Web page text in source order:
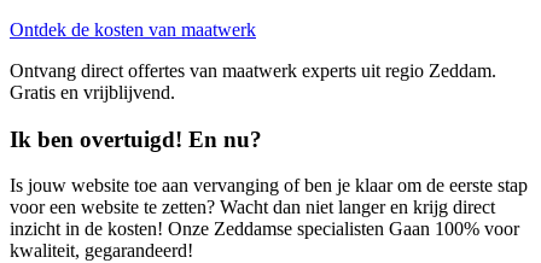
Ontdek de kosten van maatwerk
Ontvang direct offertes van maatwerk experts uit regio Zeddam.
Gratis en vrijblijvend.
Ik ben overtuigd! En nu?
Is jouw website toe aan vervanging of ben je klaar om de eerste stap
voor een website te zetten? Wacht dan niet langer en krijg direct
inzicht in de kosten! Onze Zeddamse specialisten Gaan 100% voor
kwaliteit, gegarandeerd!